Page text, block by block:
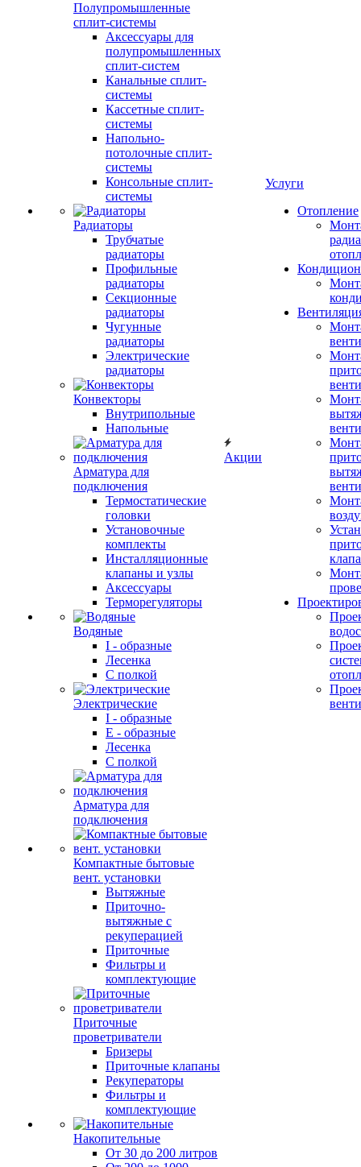
Полупромышленные
сплит-системы
Аксессуары для
полупромышленных
сплит-систем
Канальные сплит-
системы
Кассетные сплит-
системы
Напольно-
потолочные сплит-
системы
Консольные сплит-
системы
Радиаторы
Трубчатые
радиаторы
Профильные
радиаторы
Секционные
радиаторы
Чугунные
радиаторы
Электрические
радиаторы
Конвекторы
Внутрипольные
Напольные
Арматура для
подключения
Термостатические
головки
Установочные
комплекты
Инсталляционные
клапаны и узлы
Аксессуары
Терморегуляторы
Водяные
I - образные
Лесенка
С полкой
Электрические
I - образные
E - образные
Лесенка
С полкой
Арматура для
подключения
Компактные бытовые
вент. установки
Вытяжные
Приточно-
вытяжные с
рекуперацией
Приточные
Фильтры и
комплектующие
Приточные
проветриватели
Бризеры
Приточные клапаны
Рекуператоры
Фильтры и
комплектующие
Накопительные
От 30 до 200 литров
Акции
Услуги
Отопление